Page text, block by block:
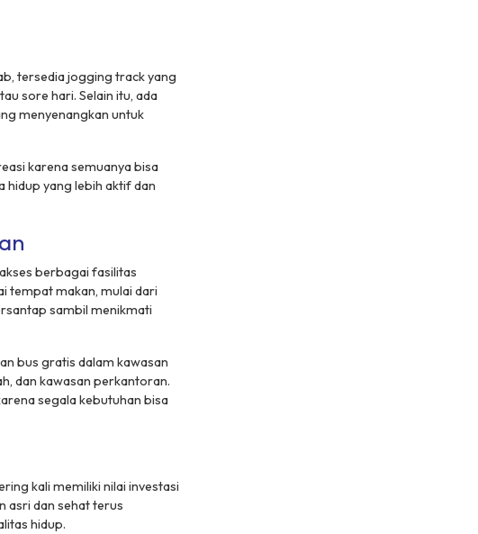
tersediajogging trackyang
sore hari. Selain itu, ada
menyenangkan untuk
karena semuanya bisa
hidup yang lebih aktif dan
berbagai fasilitas
tempat makan, mulai dari
sambil menikmati
bus gratis dalam kawasan
dan kawasan perkantoran.
segala kebutuhan bisa
kali memiliki nilai investasi
asri dan sehat terus
hidup.